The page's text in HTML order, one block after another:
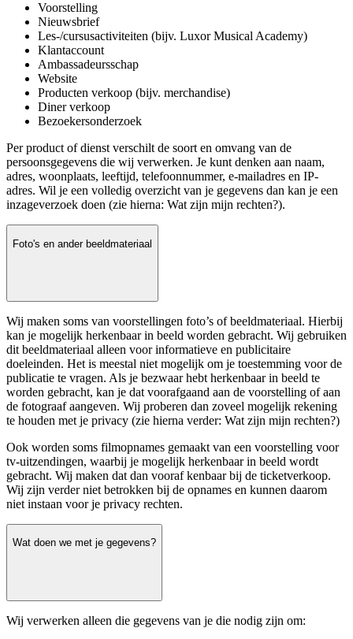
Voorstelling
Nieuwsbrief
Les-/cursusactiviteiten (bijv. Luxor Musical Academy)
Klantaccount
Ambassadeursschap
Website
Producten verkoop (bijv. merchandise)
Diner verkoop
Bezoekersonderzoek
Per product of dienst verschilt de soort en omvang van de
persoonsgegevens die wij verwerken. Je kunt denken aan naam,
adres, woonplaats, leeftijd, telefoonnummer, e-mailadres en IP-
adres. Wil je een volledig overzicht van je gegevens dan kan je een
inzageverzoek doen (zie hierna: Wat zijn mijn rechten?).
Foto's en ander beeldmateriaal
Wij maken soms van voorstellingen foto’s of beeldmateriaal. Hierbij
kan je mogelijk herkenbaar in beeld worden gebracht. Wij gebruiken
dit beeldmateriaal alleen voor informatieve en publicitaire
doeleinden. Het is meestal niet mogelijk om je toestemming voor de
publicatie te vragen. Als je bezwaar hebt herkenbaar in beeld te
worden gebracht, kan je dat voorafgaand aan de voorstelling of aan
de fotograaf aangeven. Wij proberen dan zoveel mogelijk rekening
te houden met je privacy (zie hierna verder: Wat zijn mijn rechten?)
Ook worden soms filmopnames gemaakt van een voorstelling voor
tv-uitzendingen, waarbij je mogelijk herkenbaar in beeld wordt
gebracht. Wij maken dat dan vooraf kenbaar bij de ticketverkoop.
Wij zijn verder niet betrokken bij de opnames en kunnen daarom
niet instaan voor je privacy rechten.
Wat doen we met je gegevens?
Wij verwerken alleen die gegevens van je die nodig zijn om: